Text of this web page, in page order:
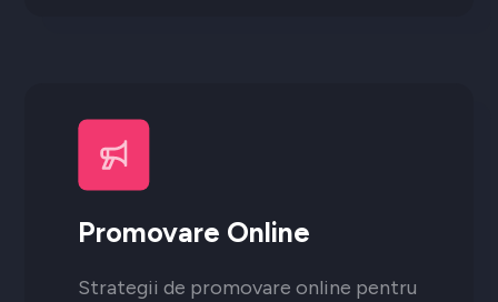
Promovare Online
Strategii de promovare online pentru